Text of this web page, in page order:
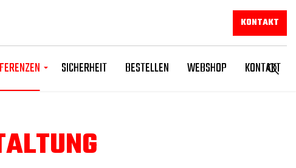
SICHERHEIT BESTELLEN WEBSHOP KONTAKT
KONTAKT